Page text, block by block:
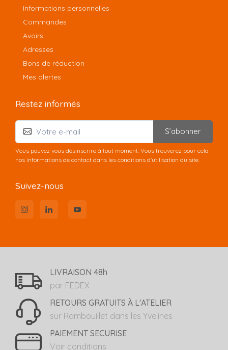
Informations personnelles
Commandes
Avoirs
Adresses
Bons de réduction
Mes alertes
Restez informés
S’abonner
Vous pouvez vous désinscrire à tout moment. Vous trouverez pour cela
nos informations de contact dans les conditions d'utilisation du site.
Suivez-nous
LIVRAISON 48h
par FEDEX
RETOURS GRATUITS À L'ATELIER
sur Rambouillet dans les Yvelines
PAIEMENT SECURISE
Voir conditions